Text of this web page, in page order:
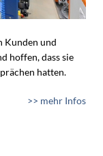
Kunden und
hoffen, dass sie
hatten.
>> mehr Infos